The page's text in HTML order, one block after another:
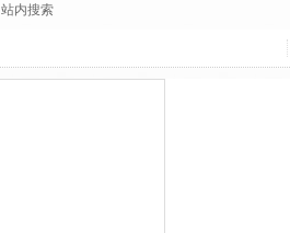
站内搜索